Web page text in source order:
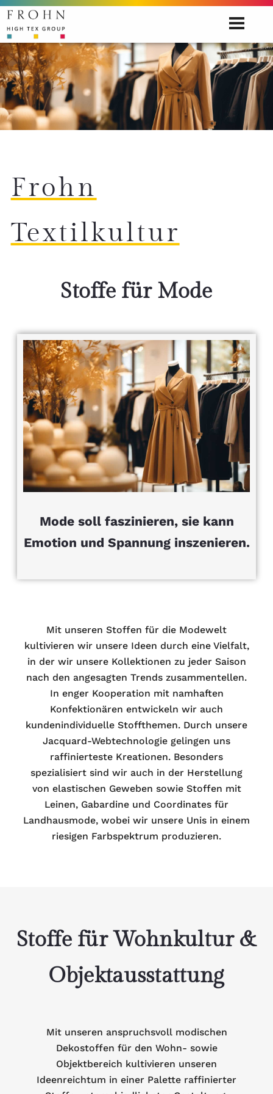
Frohn
Textilkultur
Stoffe für Mode
Mode soll faszinieren, sie kann
Emotion und Spannung inszenieren.
Mit unseren Stoffen für die Modewelt
kultivieren wir unsere Ideen durch eine Vielfalt,
in der wir unsere Kollektionen zu jeder Saison
nach den angesagten Trends zusammentellen.
In enger Kooperation mit namhaften
Konfektionären entwickeln wir auch
kundenindividuelle Stoffthemen. Durch unsere
Jacquard-Webtechnologie gelingen uns
raffinierteste Kreationen. Besonders
spezialisiert sind wir auch in der Herstellung
von elastischen Geweben sowie Stoffen mit
Leinen, Gabardine und Coordinates für
Landhausmode, wobei wir unsere Unis in einem
riesigen Farbspektrum produzieren.
Stoffe für Wohnkultur &
Objektausstattung
Mit unseren anspruchsvoll modischen
Dekostoffen für den Wohn- sowie
Objektbereich kultivieren unseren
Ideenreichtum in einer Palette raffinierter